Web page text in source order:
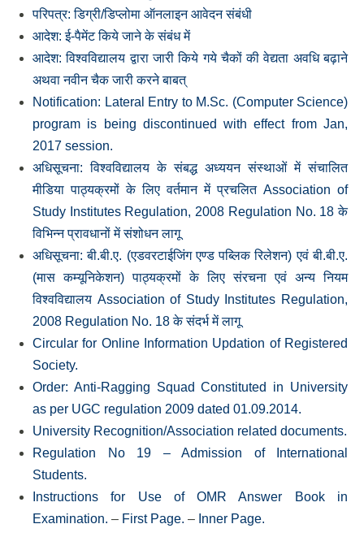
परिपत्र: डिग्री/डिप्‍लोमा ऑनलाइन आवेदन संबंधी
आदेश: ई-पैमेंट किये जाने के संबंध में
आदेश: विश्‍वविद्यालय द्वारा जारी किये गये चैकों की वेद्यता अवधि बढ़ाने
अथवा नवीन चैक जारी करने बाबत्
Notification: Lateral Entry to M.Sc. (Computer Science)
program is being discontinued with effect from Jan,
2017 session.
अधिसूचना: विश्‍वविद्यालय के संबद्ध अध्‍ययन संस्‍थाओं में संचालित
मीडिया पाठ्यक्रमों के लिए वर्तमान में प्रचलित Association of
Study Institutes Regulation, 2008 Regulation No. 18 के
विभिन्‍न प्रावधानों में संशोधन लागू
अधिसूचना: बी.बी.ए. (एडवरटाईजिंग एण्‍ड पब्लिक रिलेशन) एवं बी.बी.ए.
(मास कम्‍यूनिकेशन) पाठ्यक्रमों के लिए संरचना एवं अन्‍य नियम
विश्‍वविद्यालय Association of Study Institutes Regulation,
2008 Regulation No. 18 के संदर्भ में लागू
Circular for Online Information Updation of Registered
Society.
Order: Anti-Ragging Squad Constituted in University
as per UGC regulation 2009 dated 01.09.2014.
University Recognition/Association related documents.
Regulation No 19 – Admission of International
Students.
Instructions for Use of OMR Answer Book in
Examination. – First Page. – Inner Page.